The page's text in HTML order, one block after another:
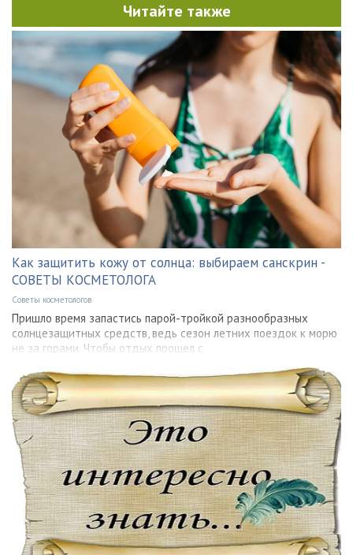
Читайте также
Как защитить кожу от солнца: выбираем санскрин -
СОВЕТЫ КОСМЕТОЛОГА
Советы косметологов
Пришло время запастись парой-тройкой разнообразных
солнцезащитных средств, ведь сезон летних поездок к морю
не за горами. Чтобы отдых прошел с